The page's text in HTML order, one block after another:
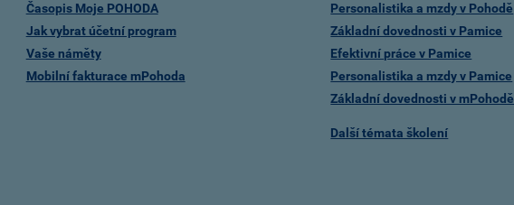
Časopis Moje POHODA
Jak vybrat účetní program
Vaše náměty
Mobilní fakturace mPohoda
Personalistika a mzdy v Pohodě
Základní dovednosti v Pamice
Efektivní práce v Pamice
Personalistika a mzdy v Pamice
Základní dovednosti v mPohodě
Další témata školení